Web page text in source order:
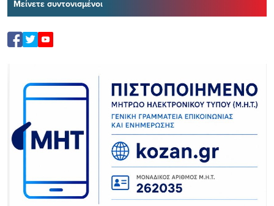
Μείνετε συντονισμένοι